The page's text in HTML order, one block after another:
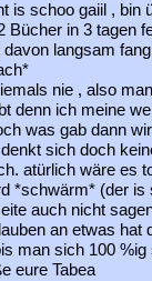
is schoo gaiil , bin
Bücher in 3 tagen
davon langsam
nie , also
denn ich meine
was gab dann
sich doch
atürlich wäre es
*schwärm* (der is
auch nicht
an etwas hat
man sich 100 %ig
eure Tabea